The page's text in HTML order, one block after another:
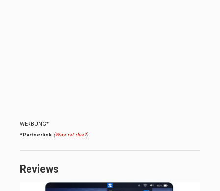
WERBUNG*
*Partnerlink (Was ist das?)
Reviews